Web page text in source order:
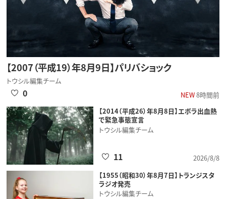
【2007（平成19）年8月9日】パリバショック
トウシル編集チーム
NEW8時間前
0
【2014（平成26）年8月8日】エボラ出血熱
で緊急事態宣言
トウシル編集チーム
2026/8/8
11
【1955（昭和30）年8月7日】トランジスタ
ラジオ発売
トウシル編集チーム